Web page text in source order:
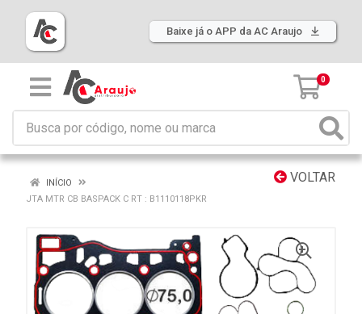
Baixe já o APP da AC Araujo
0
VOLTAR
INÍCIO
JTA MTR CB BASPACK C RT : B1110118PKR